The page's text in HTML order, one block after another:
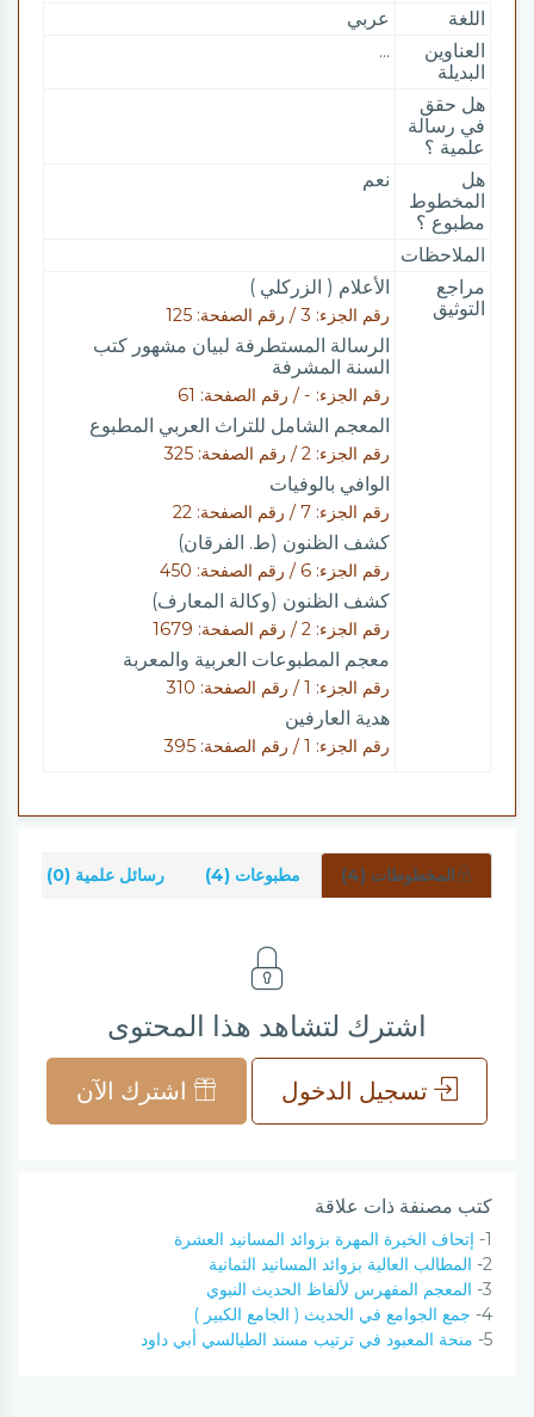
اللغة
عربي
العناوين
البديلة
...
هل حقق
في رسالة
علمية ؟
هل
المخطوط
مطبوع ؟
نعم
الملاحظات
مراجع
التوثيق
الأعلام ( الزركلي )
رقم الجزء: 3 / رقم الصفحة: 125
الرسالة المستطرفة لبيان مشهور كتب
السنة المشرفة
رقم الجزء: - / رقم الصفحة: 61
المعجم الشامل للتراث العربي المطبوع
رقم الجزء: 2 / رقم الصفحة: 325
الوافي بالوفيات
رقم الجزء: 7 / رقم الصفحة: 22
كشف الظنون (ط. الفرقان)
رقم الجزء: 6 / رقم الصفحة: 450
كشف الظنون (وكالة المعارف)
رقم الجزء: 2 / رقم الصفحة: 1679
معجم المطبوعات العربية والمعربة
رقم الجزء: 1 / رقم الصفحة: 310
هدية العارفين
رقم الجزء: 1 / رقم الصفحة: 395
المخطوطات (4) مطبوعات (4) رسائل علمية (0)
اشترك لتشاهد هذا المحتوى
تسجيل الدخول اشترك الآن
كتب مصنفة ذات علاقة
1- إتحاف الخيرة المهرة بزوائد المسانيد العشرة
2- المطالب العالية بزوائد المسانيد الثمانية
3- المعجم المفهرس لألفاظ الحديث النبوي
4- جمع الجوامع في الحديث ( الجامع الكبير )
5- منحة المعبود في ترتيب مسند الطيالسي أبي داود